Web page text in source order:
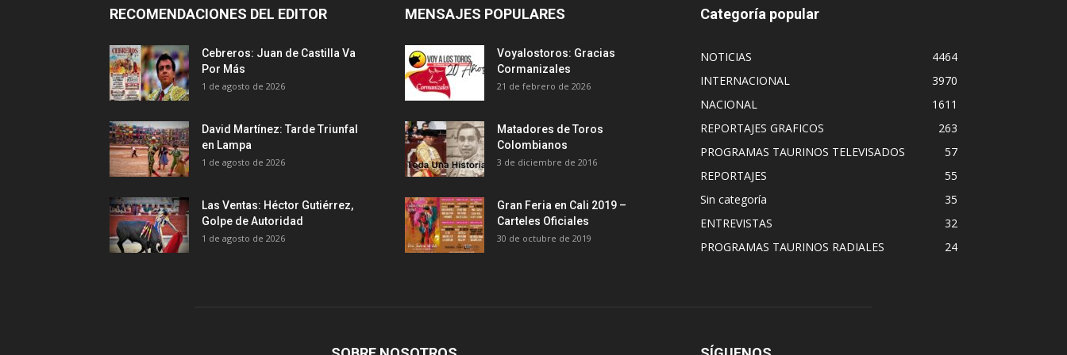
RECOMENDACIONES DEL EDITOR
Cebreros: Juan de Castilla Va
Por Más
1 de agosto de 2026
David Martínez: Tarde Triunfal
en Lampa
1 de agosto de 2026
Las Ventas: Héctor Gutiérrez,
Golpe de Autoridad
1 de agosto de 2026
MENSAJES POPULARES
Voyalostoros: Gracias
Cormanizales
21 de febrero de 2026
Matadores de Toros
Colombianos
3 de diciembre de 2016
Gran Feria en Cali 2019 –
Carteles Oficiales
30 de octubre de 2019
Categoría popular
NOTICIAS
4464
INTERNACIONAL
3970
NACIONAL
1611
REPORTAJES GRAFICOS
263
PROGRAMAS TAURINOS TELEVISADOS
57
REPORTAJES
55
Sin categoría
35
ENTREVISTAS
32
PROGRAMAS TAURINOS RADIALES
24